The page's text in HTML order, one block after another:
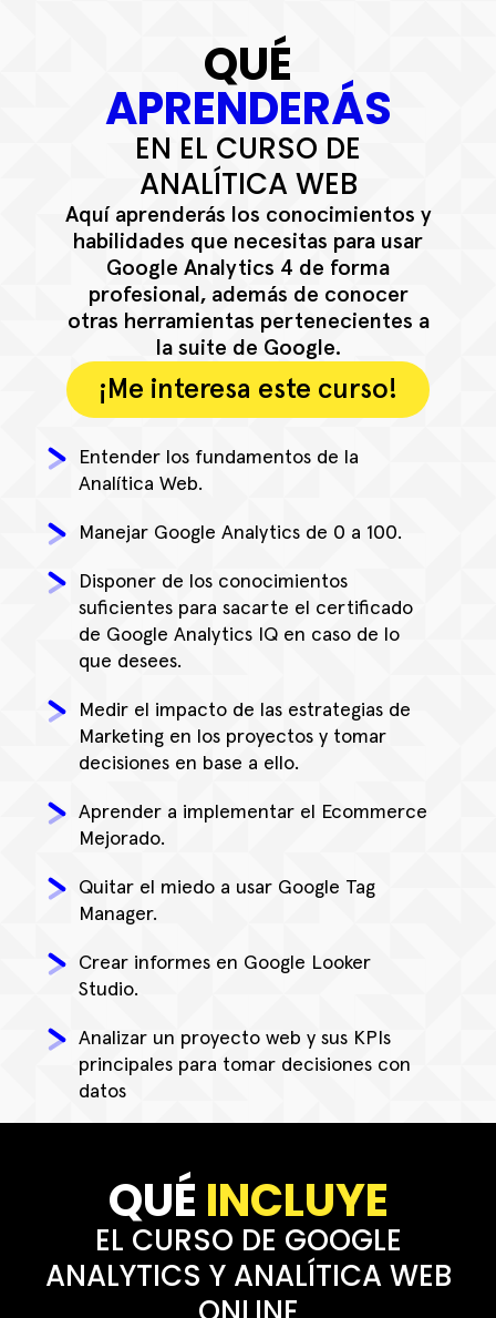
QUÉ
APRENDERÁS
EN EL CURSO DE
ANALÍTICA WEB
Aquí aprenderás los conocimientos y
habilidades que necesitas para usar
Google Analytics 4 de forma
profesional, además de conocer
otras herramientas pertenecientes a
la suite de Google.
¡Me interesa este curso!
Entender los fundamentos de la
Analítica Web.
Manejar Google Analytics de 0 a 100.
Disponer de los conocimientos
suficientes para sacarte el certificado
de Google Analytics IQ en caso de lo
que desees.
Medir el impacto de las estrategias de
Marketing en los proyectos y tomar
decisiones en base a ello.
Aprender a implementar el Ecommerce
Mejorado.
Quitar el miedo a usar Google Tag
Manager.
Crear informes en Google Looker
Studio.
Analizar un proyecto web y sus KPIs
principales para tomar decisiones con
datos
QUÉ INCLUYE
EL CURSO DE GOOGLE
ANALYTICS Y ANALÍTICA WEB